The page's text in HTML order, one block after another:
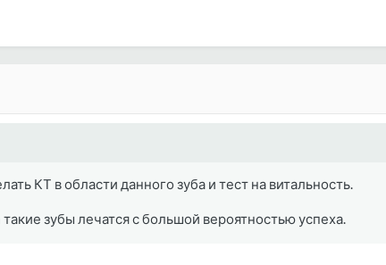
КТ в области данного зуба и тест на витальность.
зубы лечатся с большой вероятностью успеха.